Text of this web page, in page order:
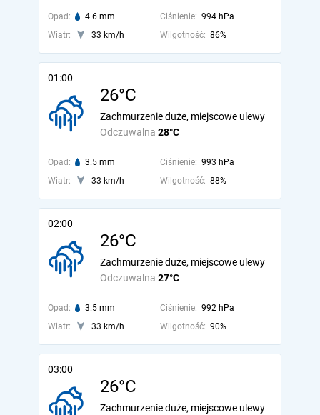
Opad: 4.6 mm Ciśnienie: 994 hPa
Wiatr:
33 km/h Wilgotność: 86%
01:00
26°C
Odczuwalna 28°C
Zachmurzenie duże, miejscowe ulewy
Opad: 3.5 mm Ciśnienie: 993 hPa
Wiatr:
33 km/h Wilgotność: 88%
02:00
26°C
Odczuwalna 27°C
Zachmurzenie duże, miejscowe ulewy
Opad: 3.5 mm Ciśnienie: 992 hPa
Wiatr:
33 km/h Wilgotność: 90%
03:00
26°C
Zachmurzenie duże, miejscowe ulewy